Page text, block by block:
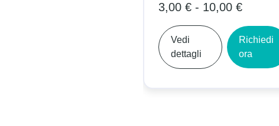
3,00 € - 10,00 €
Vedi
dettagli
Richiedi
ora